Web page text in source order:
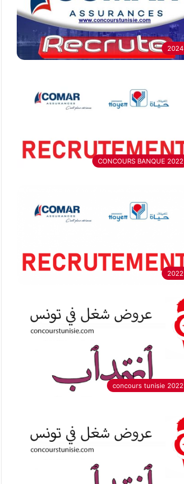
2024
CONCOURS BANQUE 2022
2022
concours tunisie 2022